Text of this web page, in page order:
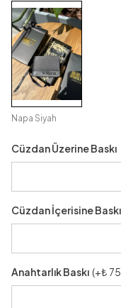
Napa Siyah
Cüzdan Üzerine Baskı
Cüzdan İçerisine Baskı
Anahtarlık Baskı (+₺